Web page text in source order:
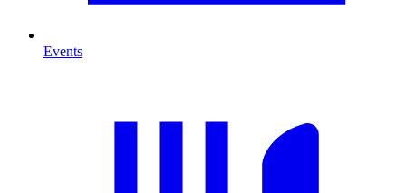
Events